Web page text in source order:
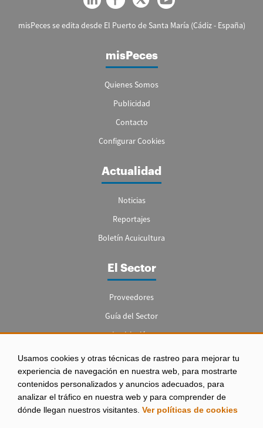
Usamos cookies y otras técnicas de rastreo para mejorar tu
experiencia de navegación en nuestra web, para mostrarte
contenidos personalizados y anuncios adecuados, para
analizar el tráfico en nuestra web y para comprender de
dónde llegan nuestros visitantes. Ver políticas de cookies
misPeces se edita desde El Puerto de Santa María (Cádiz - España)
misPeces
Quienes Somos
Publicidad
Contacto
Configurar Cookies
Actualidad
Noticias
Reportajes
Boletín Acuicultura
El Sector
Proveedores
Guía del Sector
Legislación
Empleo
Aviso legal